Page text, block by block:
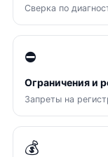
Сверка по
⛔
Ограничения и
Запреты на
💰